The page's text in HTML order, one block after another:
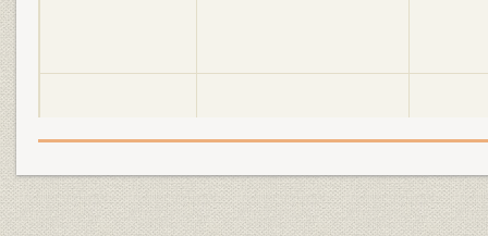
設備
明電舎の誕生と「モートルの明
電」 1897●明治30年→大正5年
●1916
大正2年
年)